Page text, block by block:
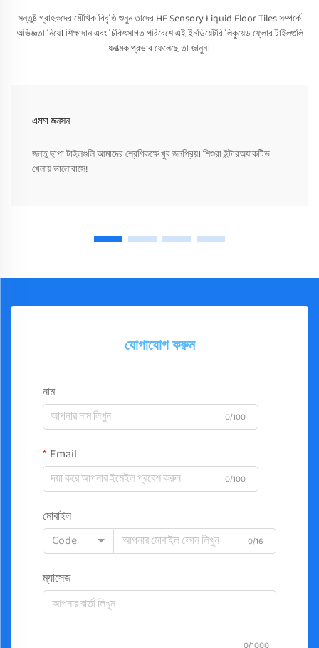
সন্তুষ্ট গ্রাহকদের মৌখিক বিবৃতি শুনুন তাদের HF Sensory Liquid Floor Tiles সম্পর্কে
অভিজ্ঞতা নিয়ে। শিক্ষাদান এবং চিকিৎসাগত পরিবেশে এই ইনডিয়েটরি লিকুয়েড ফ্লোর টাইলগুলি
ধনাত্মক প্রভাব ফেলেছে তা জানুন।
এমমা জনসন
জন্তু ছাপা টাইলগুলি আমাদের শ্রেণিকক্ষে খুব জনপ্রিয়। শিশুরা ইন্টারঅ্যাকটিভ
খেলায় ভালোবাসে!
যোগাযোগ করুন
নাম
0/100
Email
0/100
মোবাইল
Code
0/16
ম্যাসেজ
0/1000